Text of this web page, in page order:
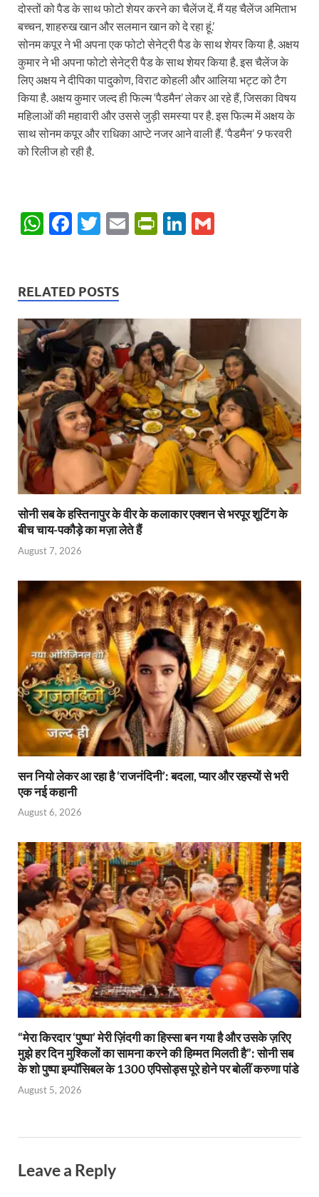
दोस्‍तों को पैड के साथ फोटो शेयर करने का चैलेंज दें. मैं यह चैलेंज अमिताभ
बच्‍चन, शाहरुख खान और सलमान खान को दे रहा हूं.’
सोनम कपूर ने भी अपना एक फोटो सेनेट्री पैड के साथ शेयर किया है. अक्षय
कुमार ने भी अपना फोटो सेनेट्री पैड के साथ शेयर किया है. इस चैलेंज के
लिए अक्षय ने दीपिका पादुकोण, विराट कोहली और आलिया भट्ट को टैग
किया है. अक्षय कुमार जल्‍द ही फिल्‍म ‘पैडमैन’ लेकर आ रहे हैं, जिसका विषय
महिलाओं की महावारी और उससे जुड़ी समस्‍या पर है. इस फिल्‍म में अक्षय के
साथ सोनम कपूर और राधिका आप्‍टे नजर आने वाली हैं. ‘पैडमैन’ 9 फरवरी
को रिलीज हो रही है.
W
s
A
p
p
F
b
o
o
k
T
er
E
P
ie
n
dl
y
Li
dI
n
RELATED POSTS
सोनी सब के हस्तिनापुर के वीर के कलाकार एक्शन से भरपूर शूटिंग के
बीच चाय-पकौड़े का मज़ा लेते हैं
August 7, 2026
सन नियो लेकर आ रहा है ‘राजनंदिनी’: बदला, प्यार और रहस्यों से भरी
एक नई कहानी
August 6, 2026
“मेरा किरदार ‘पुष्पा’ मेरी ज़िंदगी का हिस्सा बन गया है और उसके ज़रिए
मुझे हर दिन मुश्किलों का सामना करने की हिम्मत मिलती है”: सोनी सब
के शो पुष्पा इम्पॉसिबल के 1300 एपिसोड्स पूरे होने पर बोलीं करुणा पांडे
August 5, 2026
Leave a Reply